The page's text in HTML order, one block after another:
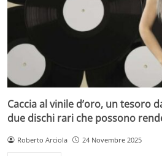
Caccia al vinile d’oro, un tesoro
due dischi rari che possono
Roberto Arciola 24 Novembre 2025